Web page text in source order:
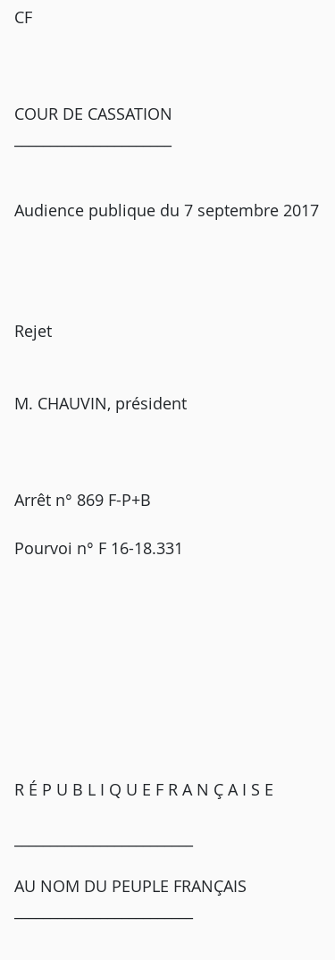
CF
COUR DE CASSATION
Audience publique du 7 septembre 2017
Rejet
M. CHAUVIN, président
Arrêt n° 869 F-P+B
Pourvoi n° F 16-18.331
R É P U B L I Q U E F R A N Ç A I S E
AU NOM DU PEUPLE FRANÇAIS